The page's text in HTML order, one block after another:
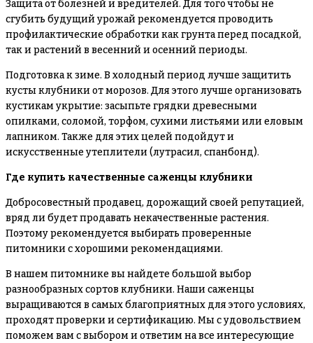
Защита от болезней и вредителей. Для того чтобы не
сгубить будущий урожай рекомендуется проводить
профилактические обработки как грунта перед посадкой,
так и растений в весенний и осенний периоды.
Подготовка к зиме. В холодный период лучше защитить
кусты клубники от морозов. Для этого лучше организовать
кустикам укрытие: засыпьте грядки древесными
опилками, соломой, торфом, сухими листьями или еловым
лапником. Также для этих целей подойдут и
искусственные утеплители (лутрасил, спанбонд).
Где купить качественные саженцы клубники
Добросовестный продавец, дорожащий своей репутацией,
вряд ли будет продавать некачественные растения.
Поэтому рекомендуется выбирать проверенные
питомники с хорошими рекомендациями.
В нашем питомнике вы найдете большой выбор
разнообразных сортов клубники. Наши саженцы
выращиваются в самых благоприятных для этого условиях,
проходят проверки и сертификацию. Мы с удовольствием
поможем вам с выбором и ответим на все интересующие